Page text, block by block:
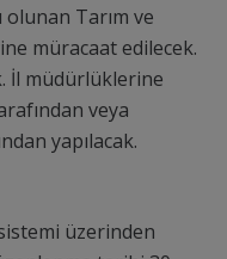
Tarım ve
müracaat edilecek.
İl müdürlüklerine
veya
yapılacak.
üzerinden